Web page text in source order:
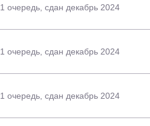
1 очередь, сдан декабрь 2024
1 очередь, сдан декабрь 2024
1 очередь, сдан декабрь 2024